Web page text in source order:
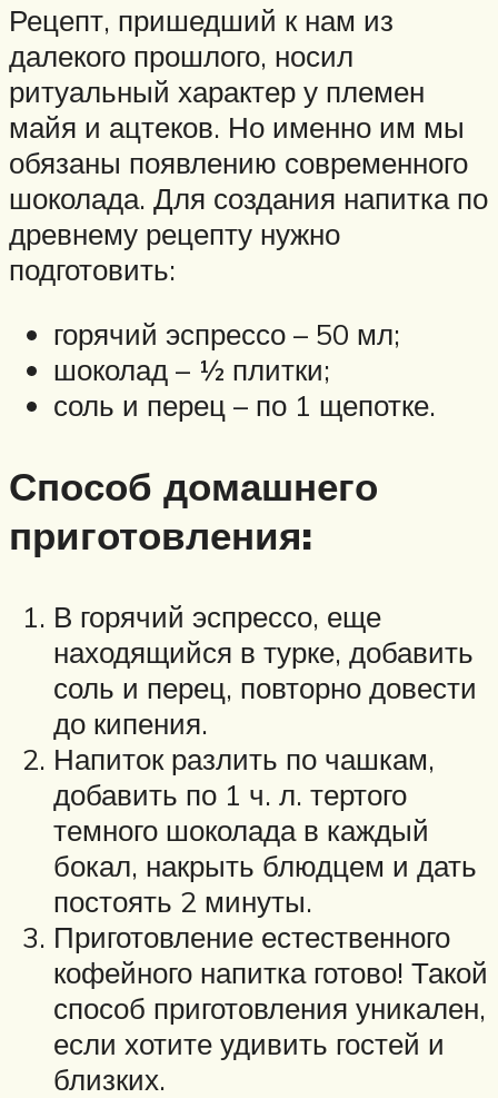
Рецепт, пришедший к нам из
далекого прошлого, носил
ритуальный характер у племен
майя и ацтеков. Но именно им мы
обязаны появлению современного
шоколада. Для создания напитка по
древнему рецепту нужно
подготовить:
горячий эспрессо – 50 мл;
шоколад – ½ плитки;
соль и перец – по 1 щепотке.
Способ домашнего
приготовления:
В горячий эспрессо, еще
находящийся в турке, добавить
соль и перец, повторно довести
до кипения.
Напиток разлить по чашкам,
добавить по 1 ч. л. тертого
темного шоколада в каждый
бокал, накрыть блюдцем и дать
постоять 2 минуты.
Приготовление естественного
кофейного напитка готово! Такой
способ приготовления уникален,
если хотите удивить гостей и
близких.